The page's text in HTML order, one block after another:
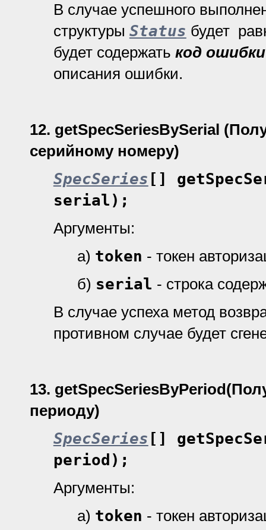
В случае успешного
структуры Status будет
будет содержать код ошибки
описания ошибки.
12. getSpecSeriesBySerial
серийному номеру)
SpecSeries []
serial);
Аргументы:
а) token - токен
б) serial - строка
В случае успеха метод
противном случае будет
13. getSpecSeriesByPeriod
периоду)
SpecSeries []
period);
Аргументы:
а) token - токен